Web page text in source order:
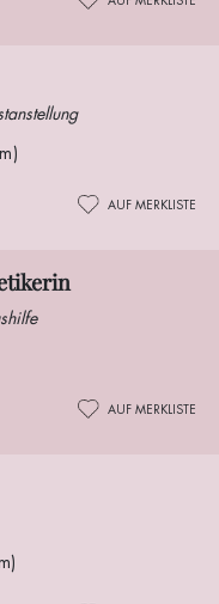
AUF MERKLISTE
AUF MERKLISTE